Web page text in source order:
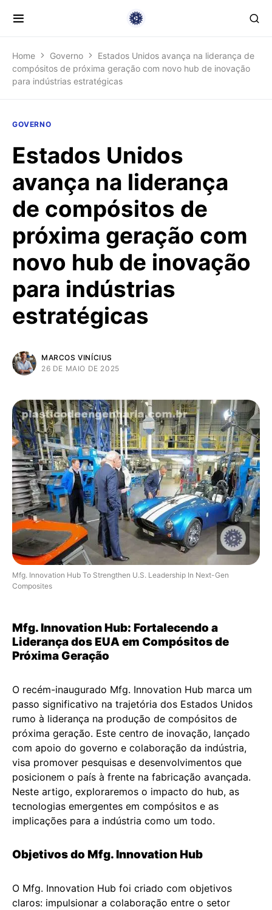
Home Governo
Estados Unidos avança na liderança de
compósitos de próxima geração com novo hub de inovação
para indústrias estratégicas
GOVERNO
Estados Unidos
avança na liderança
de compósitos de
próxima geração com
novo hub de inovação
para indústrias
estratégicas
MARCOS VINÍCIUS
26 DE MAIO DE 2025
Mfg. Innovation Hub To Strengthen U.S. Leadership In Next-Gen
Composites
Mfg. Innovation Hub: Fortalecendo a
Liderança dos EUA em Compósitos de
Próxima Geração
O recém-inaugurado Mfg. Innovation Hub marca um
passo significativo na trajetória dos Estados Unidos
rumo à liderança na produção de compósitos de
próxima geração. Este centro de inovação, lançado
com apoio do governo e colaboração da indústria,
visa promover pesquisas e desenvolvimentos que
posicionem o país à frente na fabricação avançada.
Neste artigo, exploraremos o impacto do hub, as
tecnologias emergentes em compósitos e as
implicações para a indústria como um todo.
Objetivos do Mfg. Innovation Hub
O Mfg. Innovation Hub foi criado com objetivos
claros: impulsionar a colaboração entre o setor